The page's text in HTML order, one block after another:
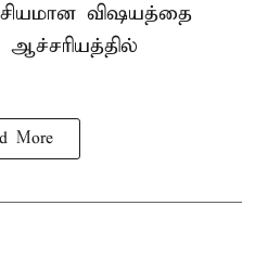
விஷயத்தை
More